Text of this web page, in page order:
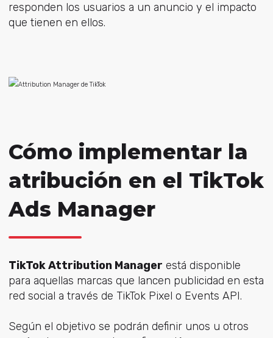
responden los usuarios a un anuncio y el impacto
que tienen en ellos.
Cómo implementar la
atribución en el TikTok
Ads Manager
TikTok Attribution Manager está disponible
para aquellas marcas que lancen publicidad en esta
red social a través de TikTok Pixel o Events API.
Según el objetivo se podrán definir unos u otros